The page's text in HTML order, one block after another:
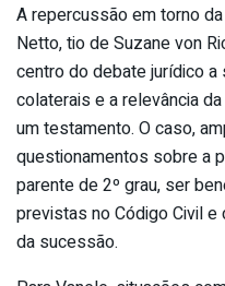
A repercussão em torno
Netto, tio de Suzane von
centro do debate jurídico
colaterais e a relevância
umtestamento. O caso,
questionamentos sobre a
parente de 2º grau, ser
previstas no Código Civil
da sucessão.